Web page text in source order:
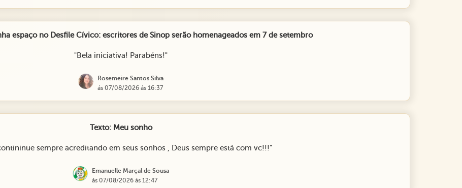
espaço no Desfile Cívico: escritores de Sinop serão homenageados em 7 de setembro
"Bela iniciativa! Parabéns!"
Rosemeire Santos Silva
ás 07/08/2026 ás 16:37
Texto: Meu sonho
sempre acreditando em seus sonhos , Deus sempre está com vc!!!"
Emanuelle Marçal de Sousa
ás 07/08/2026 ás 12:47